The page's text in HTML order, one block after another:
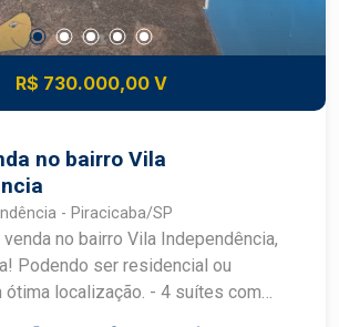
R$ 730.000,00 V
no bairro Vila
- Piracicaba/SP
venda no bairro Vila Independência,
Podendo ser residencial ou
- 4 suítes com